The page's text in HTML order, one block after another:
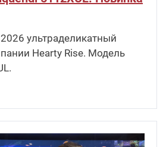
ультраделикатный
Hearty Rise. Модель